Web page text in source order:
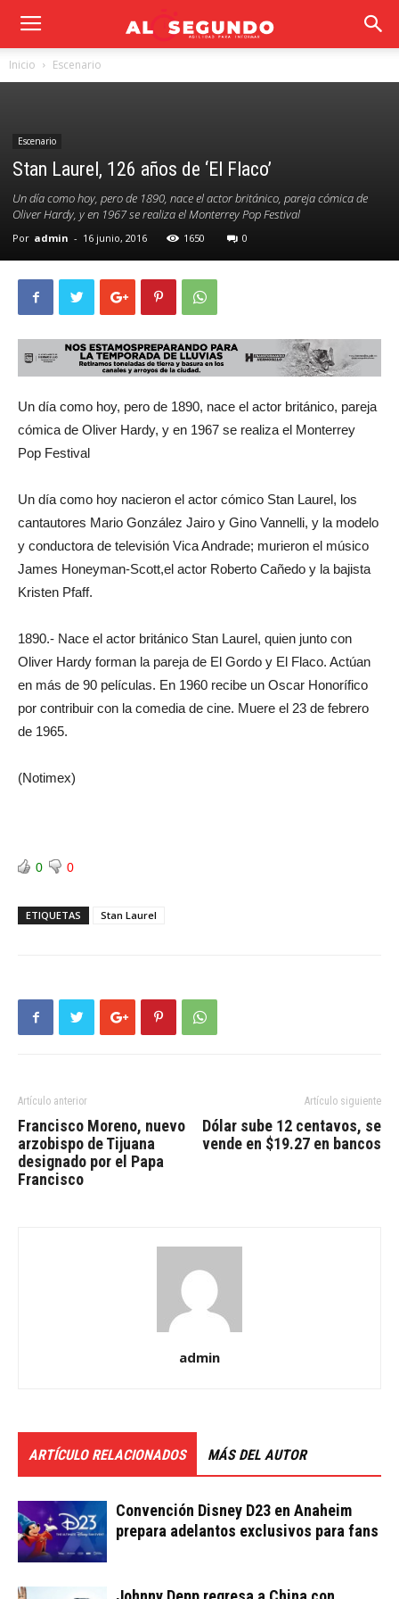
Inicio Escenario
Escenario
Stan Laurel, 126 años de ‘El Flaco’
Un día como hoy, pero de 1890, nace el actor británico, pareja cómica de
Oliver Hardy, y en 1967 se realiza el Monterrey Pop Festival
Por admin - 16 junio, 2016 1650 0
Un día como hoy, pero de 1890, nace el actor británico, pareja
cómica de Oliver Hardy, y en 1967 se realiza el Monterrey
Pop Festival
Un día como hoy nacieron el actor cómico Stan Laurel, los
cantautores Mario González Jairo y Gino Vannelli, y la modelo
y conductora de televisión Vica Andrade; murieron el músico
James Honeyman-Scott,el actor Roberto Cañedo y la bajista
Kristen Pfaff.
1890.- Nace el actor británico Stan Laurel, quien junto con
Oliver Hardy forman la pareja de El Gordo y El Flaco. Actúan
en más de 90 películas. En 1960 recibe un Oscar Honorífico
por contribuir con la comedia de cine. Muere el 23 de febrero
de 1965.
(Notimex)
0 0
ETIQUETAS Stan Laurel
Artículo anterior
Francisco Moreno, nuevo
arzobispo de Tijuana
designado por el Papa
Francisco
Artículo siguiente
Dólar sube 12 centavos, se
vende en $19.27 en bancos
admin
ARTÍCULO RELACIONADOS MÁS DEL AUTOR
Convención Disney D23 en Anaheim
prepara adelantos exclusivos para fans